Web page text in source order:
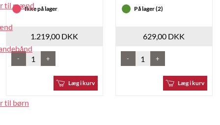
til mænd
til børn
Ikke på lager
1.219,00 DKK
- +
Læg i kurv
På lager (2)
629,00 DKK
- +
Læg i kurv